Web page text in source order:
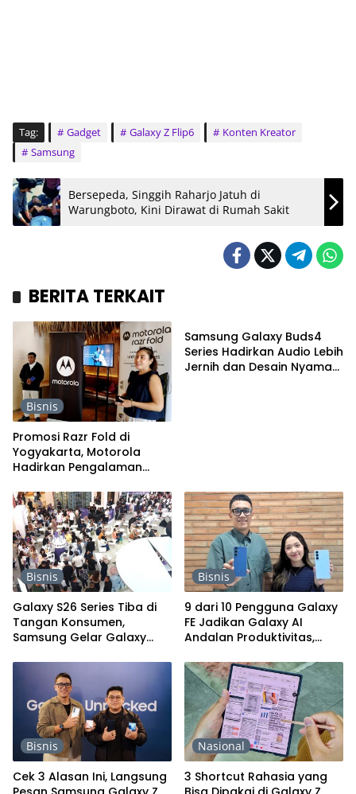
Tag: Gadget Galaxy Z Flip6
Konten Kreator
Samsung
Bersepeda, Singgih Raharjo Jatuh di
Warungboto, Kini Dirawat di Rumah Sakit
BERITA TERKAIT
Bisnis
Promosi Razr Fold di
Yogyakarta, Motorola
Hadirkan Pengalaman
Samsung Galaxy Buds4
Series Hadirkan Audio Lebih
Jernih dan Desain Nyaman,
Bisnis
Galaxy S26 Series Tiba di
Tangan Konsumen,
Samsung Gelar Galaxy
Bisnis
9 dari 10 Pengguna Galaxy
FE Jadikan Galaxy AI
Andalan Produktivitas,
Galaxy S25 FE
Bisnis
Cek 3 Alasan Ini, Langsung
Nasional
3 Shortcut Rahasia yang